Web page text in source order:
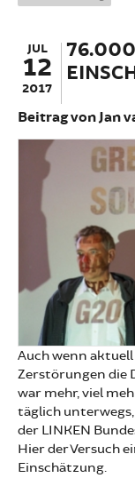
JUL
12
2017
76.000
Beitrag von Jan
Auch wenn
Zerstörungen die
war mehr, viel
täglich
der LINKEN
Hier der Versuch
Einschätzung.